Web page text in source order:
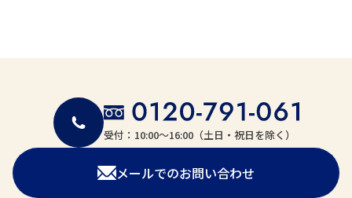
【休業後出荷開始】
2026年8月17日(月)より
※定期購入のお客様は予定通りご指定日にお届けさせていた
だきます。
休業前出荷の受注受付は以下の通りです。
(電話受注) 営業日10:00～16:00
※午前11時までの受付であれば即日出荷対応が出来る場合が
ございます。
2025年12月29日(月)～2026年1月6日(火)まで
年内最終出荷は12月26日(金)までとなります。
通常営業開始は2026年1月6日(火)からとなります。
受付：10:00〜16:00（土日・祝日を除く）
メールでのお問い合わせ